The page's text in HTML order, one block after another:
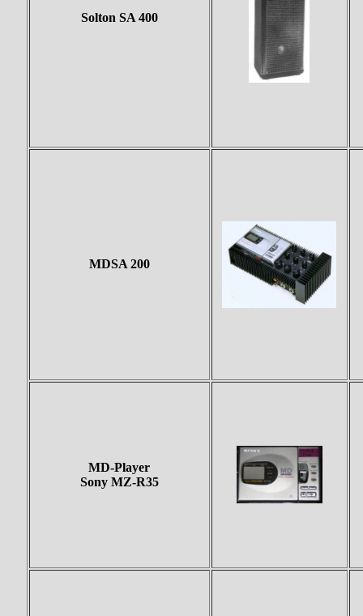
Solton SA 400
MDSA 200
MD-Player
Sony MZ-R35